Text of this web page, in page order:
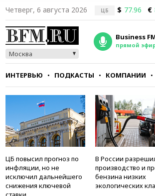
Четверг, 6 августа 2026 ЦБ $ 77.96 €
Москва
Business
прямой
ИНТЕРВЬЮ ПОДКАСТЫ КОМПАНИИ
СТИЛЬ ТЕСТЫ
ЦБ повысил прогноз по
инфляции, но не
исключил дальнейшего
снижения ключевой
В России
производство и
бензина низких
экологических